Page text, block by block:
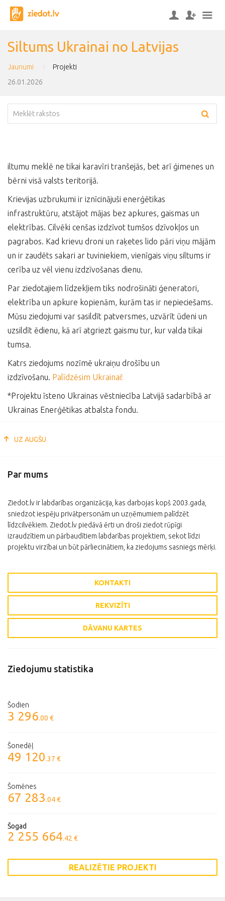
Siltums Ukrainai no Latvijas
Jaunumi
Projekti
26.01.2026
iltumu meklē ne tikai karavīri tranšejās, bet arī ģimenes un
bērni visā valsts teritorijā.
Krievijas uzbrukumi ir iznīcinājuši enerģētikas
infrastruktūru, atstājot mājas bez apkures, gaismas un
elektrības. Cilvēki cenšas izdzīvot tumšos dzīvokļos un
pagrabos. Kad krievu droni un raķetes lido pāri viņu mājām
un ir zaudēts sakari ar tuviniekiem, vienīgais viņu siltums ir
cerība uz vēl vienu izdzīvošanas dienu.
Par ziedotajiem līdzekļiem tiks nodrošināti ģeneratori,
elektrība un apkure kopienām, kurām tas ir nepieciešams.
Mūsu ziedojumi var sasildīt patversmes, uzvārīt ūdeni un
uzsildīt ēdienu, kā arī atgriezt gaismu tur, kur valda tikai
tumsa.
Katrs ziedojums nozīmē ukraiņu drošību un
izdzīvošanu. Palīdzēsim Ukrainai!
*Projektu īsteno Ukrainas vēstniecība Latvijā sadarbībā ar
Ukrainas Enerģētikas atbalsta fondu.
UZ AUGŠU
Par mums
Ziedot.lv ir labdarības organizācija, kas darbojas kopš 2003.gada,
sniedzot iespēju privātpersonām un uzņēmumiem palīdzēt
līdzcilvēkiem. Ziedot.lv piedāvā ērti un droši ziedot rūpīgi
izraudzītiem un pārbaudītiem labdarības projektiem, sekot līdzi
projektu virzībai un būt pārliecinātiem, ka ziedojums sasniegs mērķi.
KONTAKTI
REKVIZĪTI
DĀVANU KARTES
Ziedojumu statistika
Šodien
3 296.00 €
Šonedēļ
49 120.37 €
Šomēnes
67 283.04 €
Šogad
2 255 664.42 €
REALIZĒTIE PROJEKTI